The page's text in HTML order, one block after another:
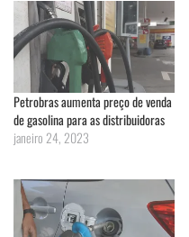
Petrobras aumenta preço de venda
de gasolina para as distribuidoras
janeiro 24, 2023